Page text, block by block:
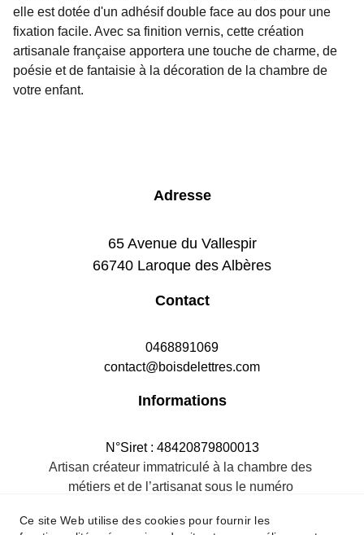
elle est dotée d'un adhésif double face au dos pour une
fixation facile. Avec sa finition vernis, cette création
artisanale française apportera une touche de charme, de
poésie et de fantaisie à la décoration de la chambre de
votre enfant.
Adresse
65 Avenue du Vallespir
66740 Laroque des Albères
Contact
0468891069
contact@boisdelettres.com
Informations
N°Siret : 48420879800013
Artisan créateur immatriculé à la chambre des
métiers et de l’artisanat sous le numéro
Ce site Web utilise des cookies pour fournir les